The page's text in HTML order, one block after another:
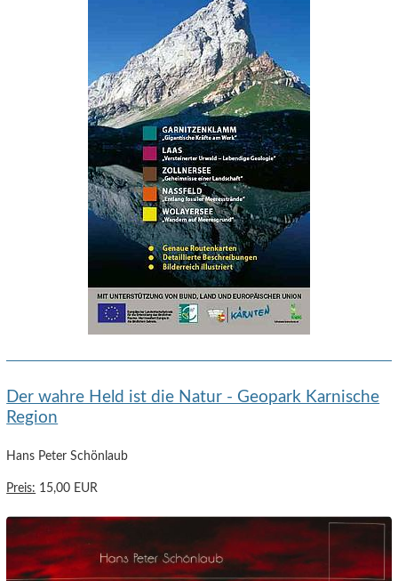
Der wahre Held ist die Natur - Geopark Karnische
Region
Hans Peter Schönlaub
Preis: 15,00 EUR